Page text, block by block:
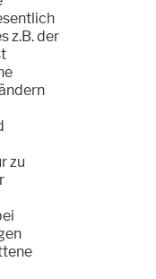
z.B. der
zu